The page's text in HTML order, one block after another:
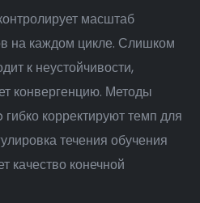
масштаб
на каждом цикле. Слишком
к неустойчивости,
конвергенцию. Методы
корректируют темп для
течения обучения
качество конечной